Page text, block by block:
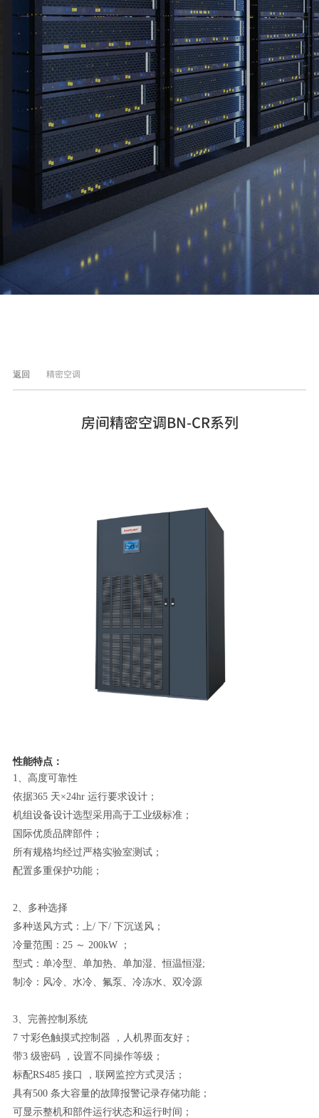
返回 精密空调
房间精密空调BN-CR系列
性能特点：
1、高度可靠性
依据365 天×24hr 运行要求设计；
机组设备设计选型采用高于工业级标准；
国际优质品牌部件；
所有规格均经过严格实验室测试；
配置多重保护功能；
2、多种选择
多种送风方式：上/ 下/ 下沉送风；
冷量范围：25 ～ 200kW ；
型式：单冷型、单加热、单加湿、恒温恒湿;
制冷：风冷、水冷、氟泵、冷冻水、双冷源
3、完善控制系统
7 寸彩色触摸式控制器 ，人机界面友好；
带3 级密码 ，设置不同操作等级；
标配RS485 接口 ，联网监控方式灵活；
具有500 条大容量的故障报警记录存储功能；
可显示整机和部件运行状态和运行时间；